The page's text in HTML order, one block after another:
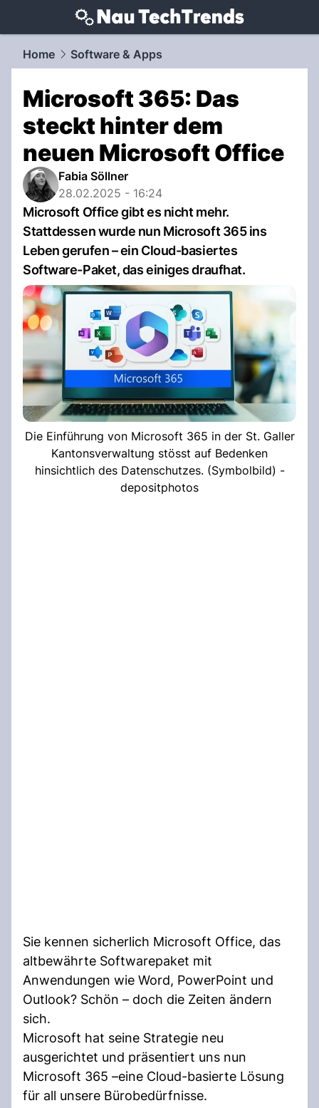
techtrends.NAU.ch
Home Software & Apps
Microsoft 365: Das
steckt hinter dem
neuen Microsoft Office
Fabia Söllner
28.02.2025 - 16:24
Microsoft Office gibt es nicht mehr.
Stattdessen wurde nun Microsoft 365 ins
Leben gerufen – ein Cloud-basiertes
Software-Paket, das einiges draufhat.
Die Einführung von Microsoft 365 in der St. Galler
Kantonsverwaltung stösst auf Bedenken
hinsichtlich des Datenschutzes. (Symbolbild) -
depositphotos
Sie kennen sicherlich Microsoft Office, das
altbewährte Softwarepaket mit
Anwendungen wie Word, PowerPoint und
Outlook? Schön – doch die Zeiten ändern
sich.
Microsoft hat seine Strategie neu
ausgerichtet und präsentiert uns nun
Microsoft 365 –eine Cloud-basierte Lösung
für all unsere Bürobedürfnisse.